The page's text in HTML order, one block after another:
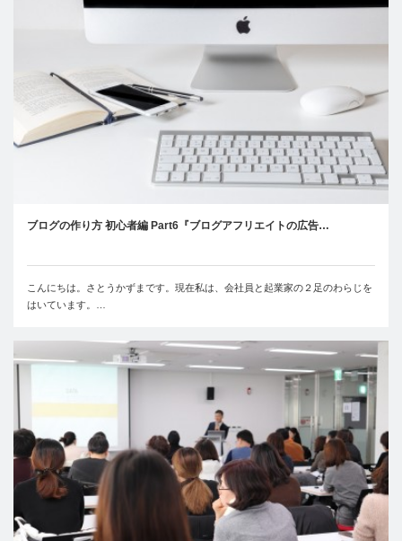
ブログの作り方 初心者編 Part6『ブログアフリエイトの広告…
こんにちは。さとうかずまです。現在私は、会社員と起業家の２足のわらじを
はいています。…